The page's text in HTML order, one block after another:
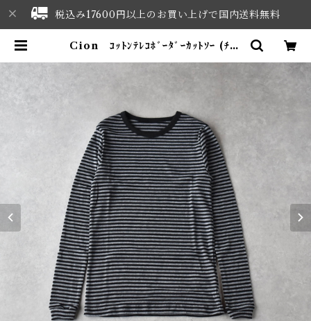
税込み17600円以上のお買い上げで国内送料無料
Cion ｺｯﾄﾝﾃﾚｺﾎﾞｰﾀﾞｰｶｯﾄｿｰ (ﾁｬｺ
WEST SELECT